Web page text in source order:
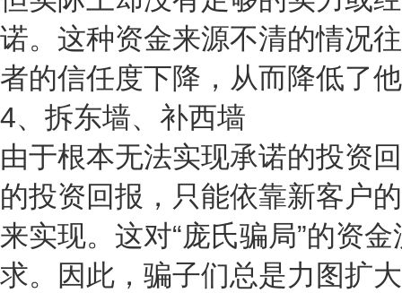
诺。这种资金来源不清的情况
者的信任度下降，从而降低了
4、拆东墙、补西墙
由于根本无法实现承诺的投资
的投资回报，只能依靠新客户
来实现。这对“庞氏骗局”的资
求。因此，骗子们总是力图扩